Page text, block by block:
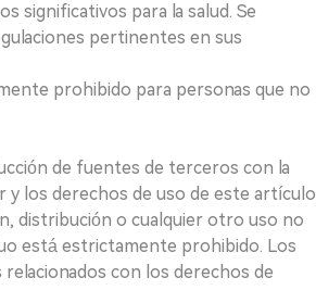
significativos para la salud. Se
pertinentes en sus
prohibido para personas que no
de fuentes de terceros con la
y los derechos de uso de este artículo
distribución o cualquier otro uso no
está estrictamente prohibido. Los
con los derechos de